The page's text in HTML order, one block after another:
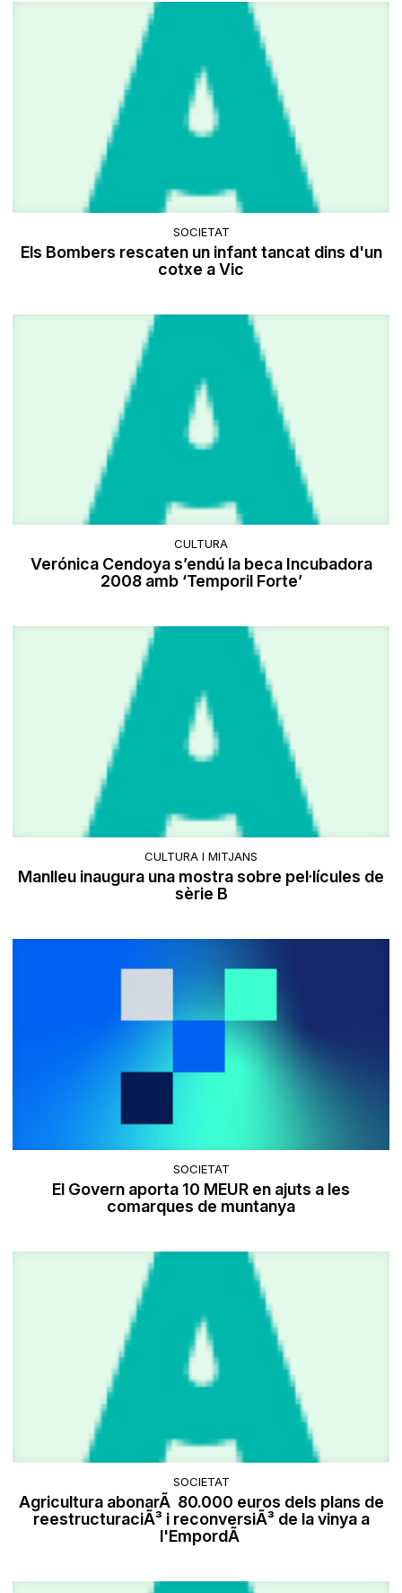
SOCIETAT
Els Bombers rescaten un infant tancat dins d'un
cotxe a Vic
CULTURA
Verónica Cendoya s’endú la beca Incubadora
2008 amb ‘Temporil Forte’
CULTURA I MITJANS
Manlleu inaugura una mostra sobre pel·lícules de
sèrie B
SOCIETAT
El Govern aporta 10 MEUR en ajuts a les
comarques de muntanya
SOCIETAT
Agricultura abonarÃ 80.000 euros dels plans de
reestructuraciÃ³ i reconversiÃ³ de la vinya a
l'EmpordÃ